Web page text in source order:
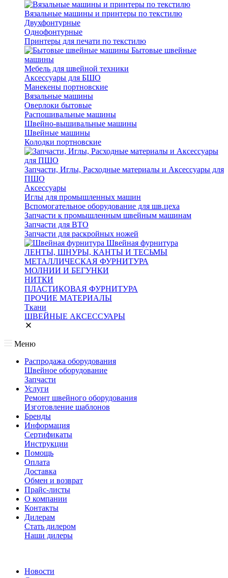
Вязальные машины и принтеры по текстилю
Двухфонтурные
Однофонтурные
Принтеры для печати по текстилю
Бытовые швейные
машины
Мебель для швейной техники
Аксессуары для БШО
Манекены портновские
Вязальные машины
Оверлоки бытовые
Распошивальные машины
Швейно-вышивальные машины
Швейные машины
Колодки портновские
Запчасти, Иглы, Расходные материалы и Аксессуары для
ПШО
Аксессуары
Иглы для промышленных машин
Вспомогательное оборудование для шв.цеха
Запчасти к промышленным швейным машинам
Запчасти для ВТО
Запчасти для раскройных ножей
Швейная фурнитура
ЛЕНТЫ, ШНУРЫ, КАНТЫ И ТЕСЬМЫ
МЕТАЛЛИЧЕСКАЯ ФУРНИТУРА
МОЛНИИ И БЕГУНКИ
НИТКИ
ПЛАСТИКОВАЯ ФУРНИТУРА
ПРОЧИЕ МАТЕРИАЛЫ
Ткани
ШВЕЙНЫЕ АКСЕССУАРЫ
Меню
Распродажа оборудования
Швейное оборудование
Запчасти
Услуги
Ремонт швейного оборудования
Изготовление шаблонов
Бренды
Информация
Сертификаты
Инструкции
Помощь
Оплата
Доставка
Обмен и возврат
Прайс-листы
О компании
Контакты
Дилерам
Стать дилером
Наши дилеры
Новости